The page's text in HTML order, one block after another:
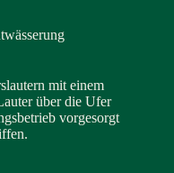
mit einem
über die Ufer
vorgesorgt